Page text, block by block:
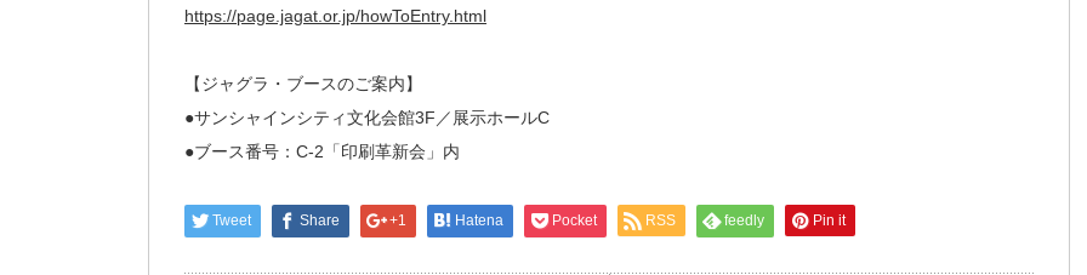
https://page.jagat.or.jp/howToEntry.html
【ジャグラ・ブースのご案内】
●サンシャインシティ文化会館3F／展示ホールC
●ブース番号：C-2「印刷革新会」内
Tweet Share +1 Hatena Pocket RSS feedly Pin it